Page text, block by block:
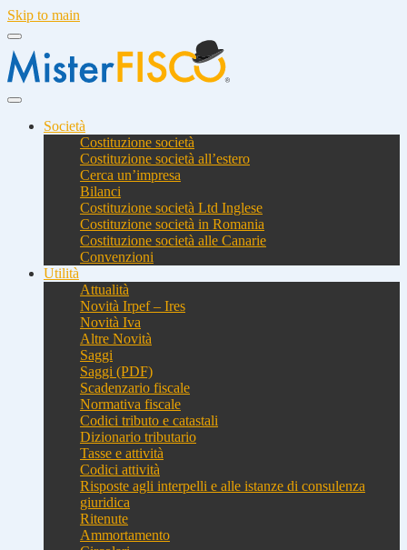
Skip to main
Società
Costituzione società
Costituzione società all’estero
Cerca un’impresa
Bilanci
Costituzione società Ltd Inglese
Costituzione società in Romania
Costituzione società alle Canarie
Convenzioni
Utilità
Attualità
Novità Irpef – Ires
Novità Iva
Altre Novità
Saggi
Saggi (PDF)
Scadenzario fiscale
Normativa fiscale
Codici tributo e catastali
Dizionario tributario
Tasse e attività
Codici attività
Risposte agli interpelli e alle istanze di consulenza
giuridica
Ritenute
Ammortamento